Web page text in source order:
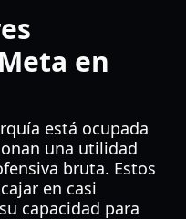
en
está ocupada
una utilidad
bruta. Estos
en casi
capacidad para